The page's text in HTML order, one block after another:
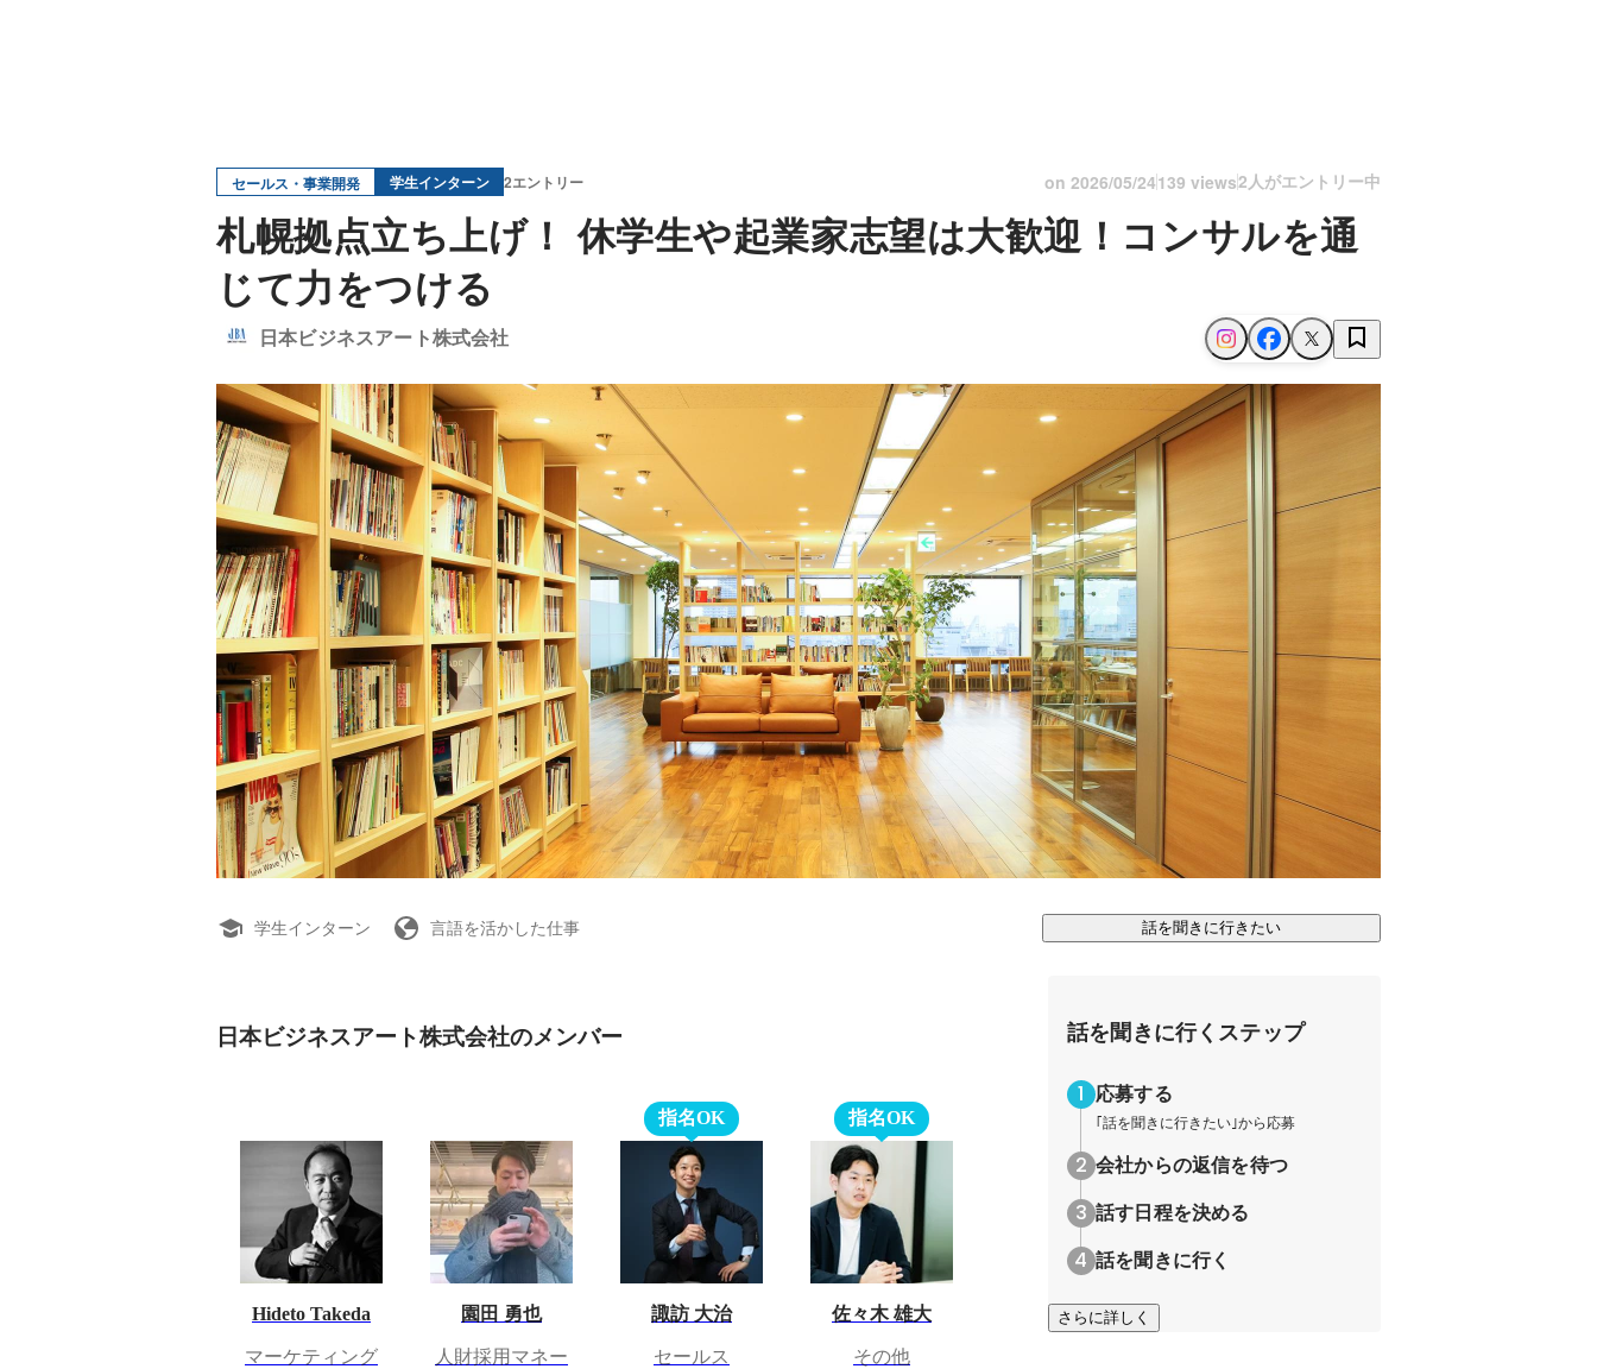
セールス・事業開発 学生インターン 2エントリー on 2026/05/24139 views2人がエントリー中
札幌拠点立ち上げ！ 休学生や起業家志望は大歓迎！コンサルを通
じて力をつける
日本ビジネスアート株式会社
学生インターン 言語を活かした仕事 話を聞きに行きたい
日本ビジネスアート株式会社のメンバー
Hideto Takeda
マーケティング
園田 勇也
人財採用マネー
指名OK
諏訪 大治
セールス
指名OK
佐々木 雄大
その他
話を聞きに行くステップ
応募する
｢話を聞きに行きたい｣から応募
会社からの返信を待つ
話す日程を決める
話を聞きに行く
さらに詳しく